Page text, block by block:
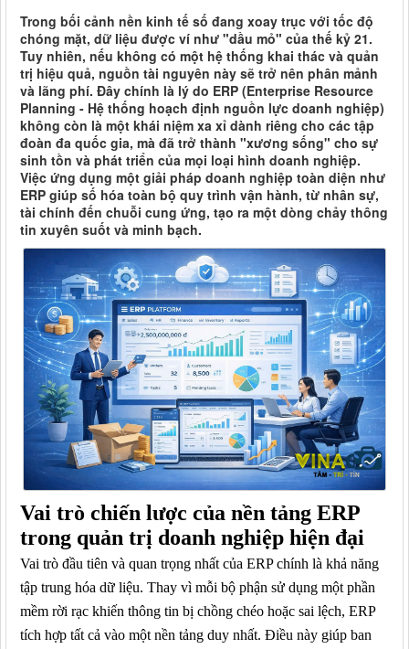
Trong bối cảnh nền kinh tế số đang xoay trục với tốc độ
chóng mặt, dữ liệu được ví như "dầu mỏ" của thế kỷ 21.
Tuy nhiên, nếu không có một hệ thống khai thác và quản
trị hiệu quả, nguồn tài nguyên này sẽ trở nên phân mảnh
và lãng phí. Đây chính là lý do ERP (Enterprise Resource
Planning - Hệ thống hoạch định nguồn lực doanh nghiệp)
không còn là một khái niệm xa xỉ dành riêng cho các tập
đoàn đa quốc gia, mà đã trở thành "xương sống" cho sự
sinh tồn và phát triển của mọi loại hình doanh nghiệp.
Việc ứng dụng một giải pháp doanh nghiệp toàn diện như
ERP giúp số hóa toàn bộ quy trình vận hành, từ nhân sự,
tài chính đến chuỗi cung ứng, tạo ra một dòng chảy thông
tin xuyên suốt và minh bạch.
Vai trò chiến lược của nền tảng ERP
trong quản trị doanh nghiệp hiện đại
Vai trò đầu tiên và quan trọng nhất của ERP chính là khả năng
tập trung hóa dữ liệu. Thay vì mỗi bộ phận sử dụng một phần
mềm rời rạc khiến thông tin bị chồng chéo hoặc sai lệch, ERP
tích hợp tất cả vào một nền tảng duy nhất. Điều này giúp ban